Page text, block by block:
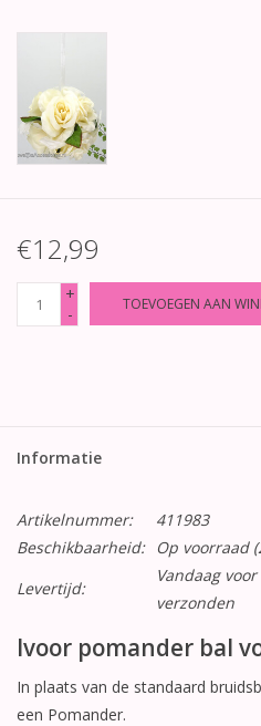
€12,99
+
-
TOEVOEGEN AAN
Informatie
Artikelnummer:
411983
Beschikbaarheid:
Op voorraad
Levertijd:
Vandaag
verzonden
Ivoor pomander bal
In plaats van de standaard
een Pomander.